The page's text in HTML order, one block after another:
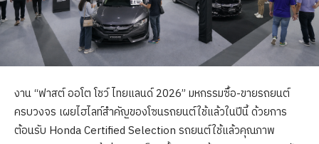
งาน “ฟาสต์ ออโต โชว์ ไทยแลนด์ 2026” มหกรรมซื้อ-ขายรถยนต์
ครบวงจร เผยไฮไลท์สำคัญของโซนรถยนต์ใช้แล้วในปีนี้ ด้วยการ
ต้อนรับ Honda Certified Selection รถยนต์ใช้แล้วคุณภาพ